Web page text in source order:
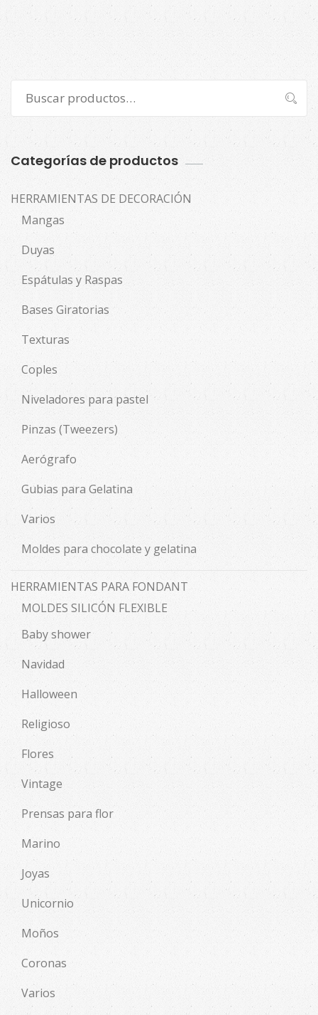
por:
Buscar
Categorías de productos
HERRAMIENTAS DE DECORACIÓN
Mangas
Duyas
Espátulas y Raspas
Bases Giratorias
Texturas
Coples
Niveladores para pastel
Pinzas (Tweezers)
Aerógrafo
Gubias para Gelatina
Varios
Moldes para chocolate y gelatina
HERRAMIENTAS PARA FONDANT
MOLDES SILICÓN FLEXIBLE
Baby shower
Navidad
Halloween
Religioso
Flores
Vintage
Prensas para flor
Marino
Joyas
Unicornio
Moños
Coronas
Varios